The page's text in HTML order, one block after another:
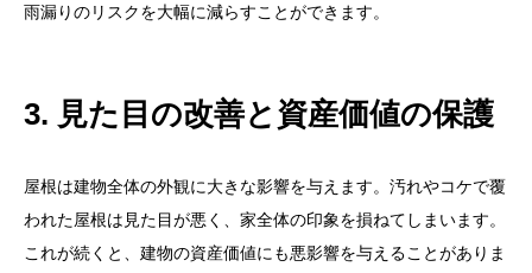
雨漏りのリスクを大幅に減らすことができます。
3. 見た目の改善と資産価値の保護
屋根は建物全体の外観に大きな影響を与えます。汚れやコケで覆
われた屋根は見た目が悪く、家全体の印象を損ねてしまいます。
これが続くと、建物の資産価値にも悪影響を与えることがありま
目次
1. 雨や風による汚れの蓄積
2. コケや藻、カビの繁殖